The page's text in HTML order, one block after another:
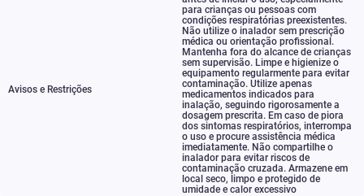
Avisos e Restrições
para crianças ou pessoas com
condições respiratórias preexistentes.
Não utilize o inalador sem prescrição
médica ou orientação profissional.
Mantenha fora do alcance de crianças
sem supervisão. Limpe e higienize o
equipamento regularmente para evitar
contaminação. Utilize apenas
medicamentos indicados para
inalação, seguindo rigorosamente a
dosagem prescrita. Em caso de piora
dos sintomas respiratórios, interrompa
o uso e procure assistência médica
imediatamente. Não compartilhe o
inalador para evitar riscos de
contaminação cruzada. Armazene em
local seco, limpo e protegido de
umidade e calor excessivo